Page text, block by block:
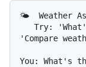
🌤️  Weather
'Compare
You: What's